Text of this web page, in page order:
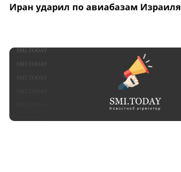
Иран ударил по авиабазам Израиля